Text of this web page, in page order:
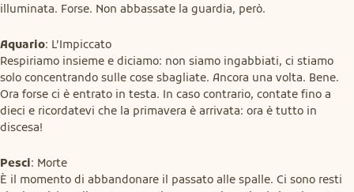
illuminata. Forse. Non abbassate la guardia, però.
Aquario: L’Impiccato
Respiriamo insieme e diciamo: non siamo ingabbiati, ci stiamo
solo concentrando sulle cose sbagliate. Ancora una volta. Bene.
Ora forse ci è entrato in testa. In caso contrario, contate fino a
dieci e ricordatevi che la primavera è arrivata: ora è tutto in
discesa!
Pesci: Morte
È il momento di abbandonare il passato alle spalle. Ci sono resti